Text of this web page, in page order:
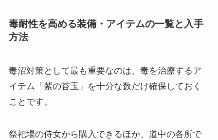
毒耐性を高める装備・アイテムの一覧と入手
方法
毒沼対策として最も重要なのは、毒を治療するア
イテム「紫の苔玉」を十分な数だけ確保しておく
ことです。
祭祀場の侍女から購入できるほか、道中の各所で